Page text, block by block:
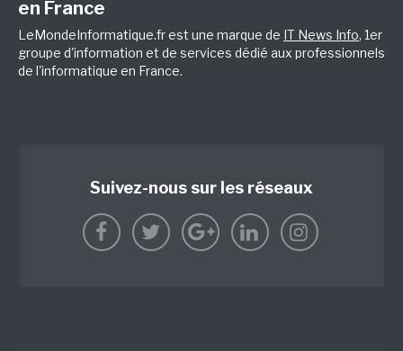
en France
LeMondeInformatique.fr est une marque de IT News Info, 1er
groupe d'information et de services dédié aux professionnels
de l'informatique en France.
Suivez-nous sur les réseaux